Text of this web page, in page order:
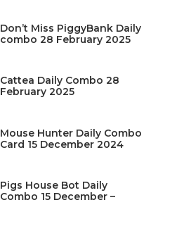
Don’t Miss PiggyBank Daily
combo 28 February 2025
Cattea Daily Combo 28
February 2025
Mouse Hunter Daily Combo
Card 15 December 2024
Pigs House Bot Daily
Combo 15 December –